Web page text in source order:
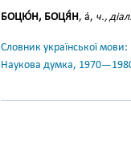
БОЦЮ́Н, БОЦЯ́Н, а́, ч., діал.
Словник української
Наукова думка,